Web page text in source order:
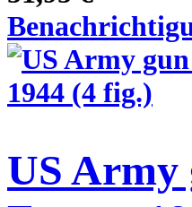
US Army